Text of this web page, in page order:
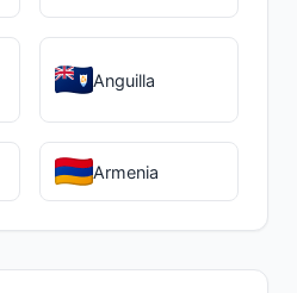
Anguilla
Armenia